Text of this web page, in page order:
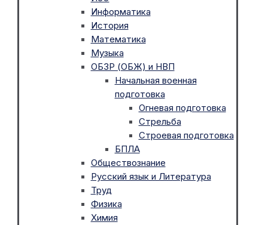
Информатика
История
Математика
Музыка
ОБЗР (ОБЖ) и НВП
Начальная военная
подготовка
Огневая подготовка
Стрельба
Строевая подготовка
БПЛА
Обществознание
Русский язык и Литература
Труд
Физика
Химия